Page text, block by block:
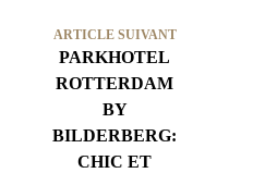
ARTICLE SUIVANT
PARKHOTEL
ROTTERDAM
BY
BILDERBERG:
CHIC ET